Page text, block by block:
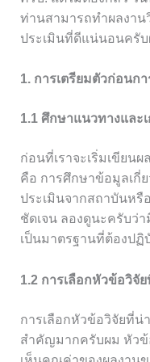
ท่านสามารถทำผลงา
ประเมินที่ดีแน่นอนครับ
1. การเตรียมตัวก่อนก
1.1 ศึกษาแนวทางและ
ก่อนที่เราจะเริ่มเขียน
คือ การศึกษาข้อมูลเกี่
ประเมินจากสถาบันหรื
ชัดเจน ลองดูนะครับว่
เป็นมาตรฐานที่ต้องปฏิ
1.2 การเลือกหัวข้อวิจั
การเลือกหัวข้อวิจัยที่น่
สำคัญมากครับผม หัวข้